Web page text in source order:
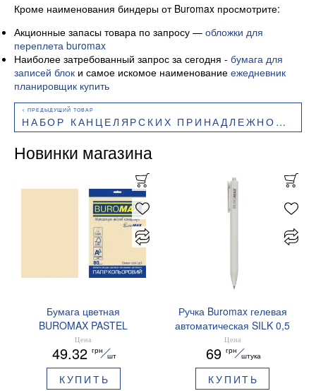
Кроме наименования биндеры от Buromax просмотрите:
Акционные запасы товара по запросу — обложки для
переплета buromax
Наиболее затребованный запрос за сегодня - бумага для
записей блок и самое искомое наименование ежедневник
планировщик купить
НАБОР КАНЦЕЛЯРСКИХ ПРИНАДЛЕЖНОСТЕЙ BUROMAX DONUT PASTEL GOLDEN BM.5702
Новинки магазина
Бумага цветная
BUROMAX PASTEL
EUROMAX 20 арк А4 80 г/
мс BM.2721220E-08
Цена
49.32 грн
шт
КУПИТЬ
Ручка Buromax гелевая
автоматическая SILK 0,5
мм синие чернила
BM.83100
Цена
69 грн
штука
КУПИТЬ